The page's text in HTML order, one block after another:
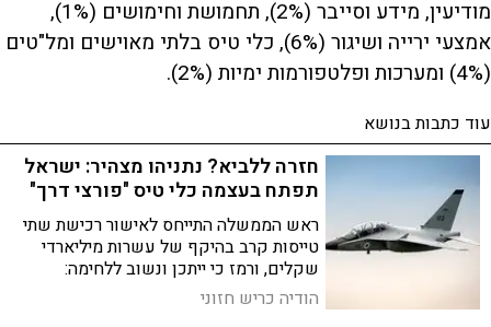
מודיעין, מידע וסייבר (2%), תחמושת וחימושים (1%),
אמצעי ירייה ושיגור (6%), כלי טיס בלתי מאוישים ומל"טים
(4%) ומערכות ופלטפורמות ימיות (2%).
עוד כתבות בנושא
חזרה ללביא? נתניהו מצהיר: ישראל
תפתח בעצמה כלי טיס "פורצי דרך"
ראש הממשלה התייחס לאישור רכישת שתי
טייסות קרב בהיקף של עשרות מיליארדי
שקלים, ורמז כי ייתכן ונשוב ללחימה:
"הטייסים שלנו יכולים להגיע לכל מקום
בשמי איראן, והם ערוכים לעשות זאת - אם
הודיה כריש חזוני